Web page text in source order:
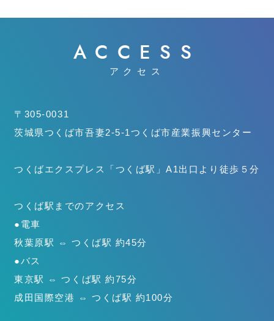
ACCESS
アクセス
〒305-0031
茨城県つくば市吾妻2-5-1つくば市産業振興センター
つくばエクスプレス「つくば駅」A1出口より徒歩５分
つくば駅までのアクセス
●電車
秋葉原駅 ⇔ つくば駅 約45分
●バス
東京駅 ⇔ つくば駅 約75分
成田国際空港 ⇔ つくば駅 約100分